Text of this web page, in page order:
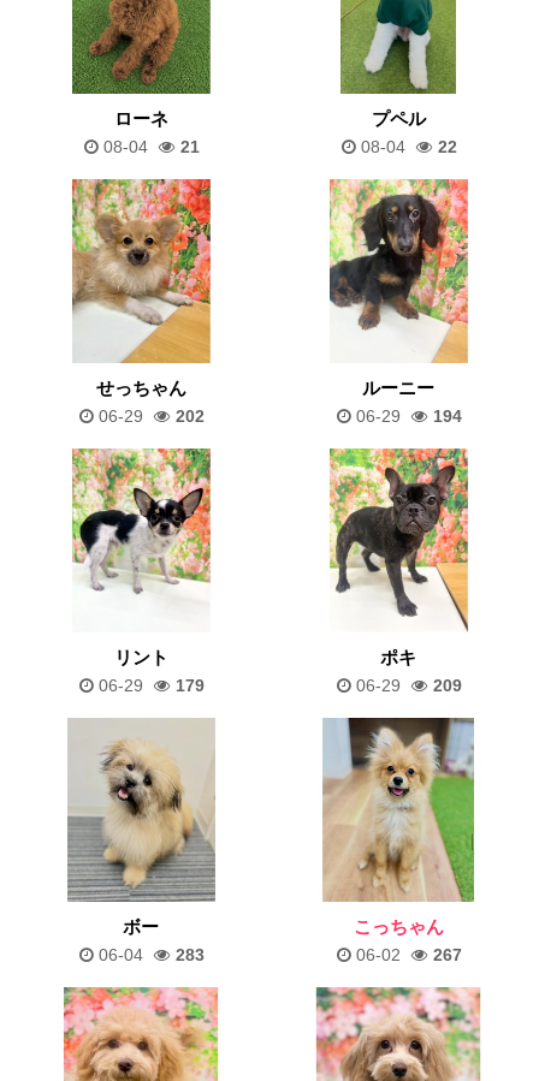
ローネ
08-04 21
プペル
08-04 22
せっちゃん
06-29 202
ルーニー
06-29 194
リント
06-29 179
ポキ
06-29 209
ボー
06-04 283
こっちゃん
06-02 267